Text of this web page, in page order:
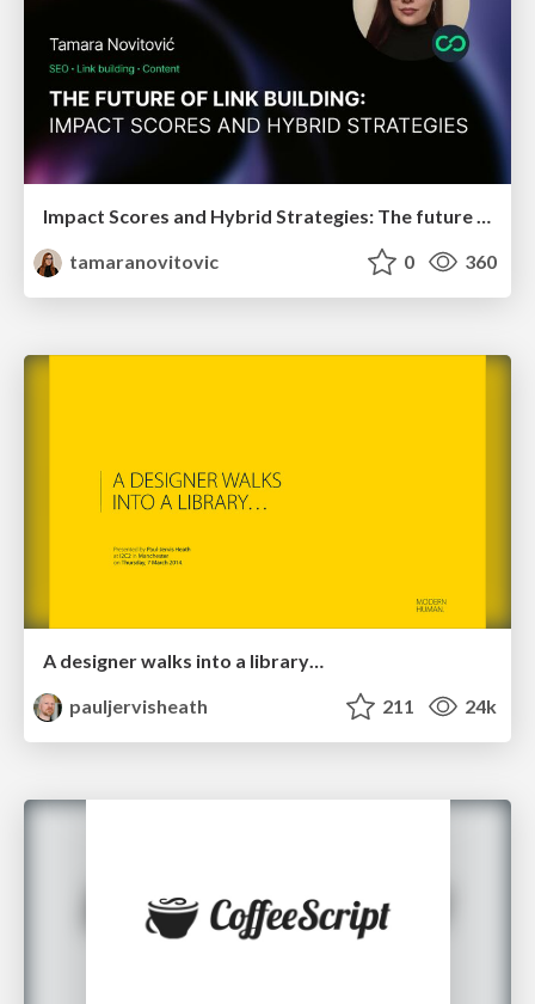
tamaranovitovic
0 360
A designer walks into a library…
pauljervisheath
211 24k